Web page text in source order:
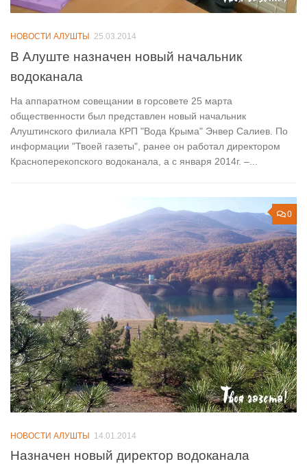
НОВОСТИ АЛУШТЫ 25.03.2014
В Алуште назначен новый начальник
водоканала
На аппаратном совещании в горсовете 25 марта
общественности был представлен новый начальник
Алуштинского филиала КРП "Вода Крыма" Энвер Салиев. По
информации "Твоей газеты", ранее он работал директором
Красноперекопского водоканала, а с января 2014г. –...
0
НОВОСТИ АЛУШТЫ 14.01.2014
Назначен новый директор водоканала